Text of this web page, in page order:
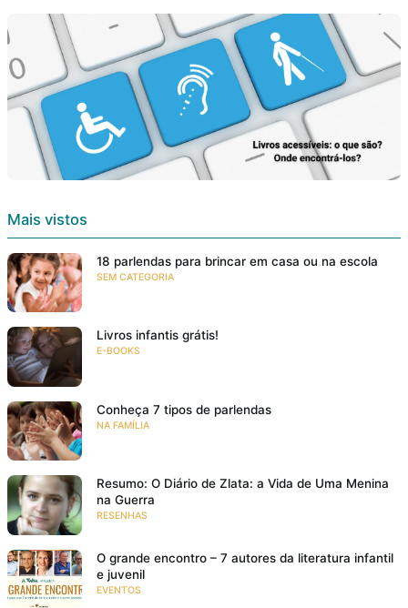
Mais vistos
18 parlendas para brincar em casa ou na escola
SEM CATEGORIA
Livros infantis grátis!
E-BOOKS
Conheça 7 tipos de parlendas
NA FAMÍLIA
Resumo: O Diário de Zlata: a Vida de Uma Menina
na Guerra
RESENHAS
O grande encontro – 7 autores da literatura infantil
e juvenil
EVENTOS